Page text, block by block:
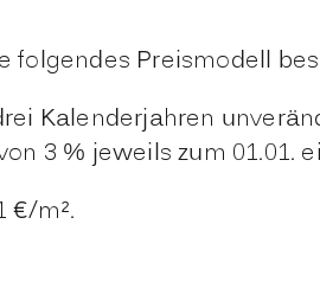
folgendes Preismodell
Kalenderjahren
3 % jeweils zum 01.01.
€/m².